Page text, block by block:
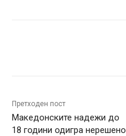
Претходен пост
Македонските надежи до
18 години одигра нерешено